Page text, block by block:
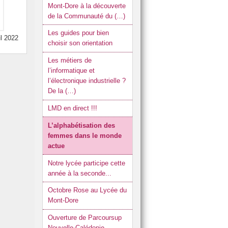
2022
Mont-Dore à la découverte
de la Communauté du (…)
Les guides pour bien
choisir son orientation
Les métiers de
l’informatique et
l’électronique industrielle ?
De la (…)
LMD en direct !!!
L’alphabétisation des
femmes dans le monde
actue
Notre lycée participe cette
année à la seconde...
Octobre Rose au Lycée du
Mont-Dore
Ouverture de Parcoursup